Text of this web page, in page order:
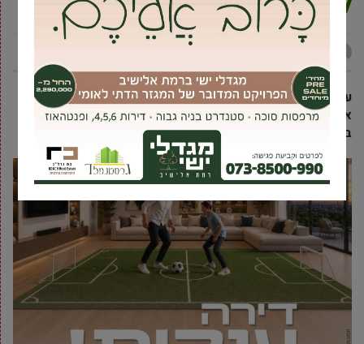
עם החזרה לספסל הלימודים, באולפנת אמית גבעת שמואל פתחו
את תוכנית ההכוון למסגרות ההמשך, עבור תלמידות כיתה י”ב
בשנה הבאה בעזרת הבוגרות ששבו לאולפנה.